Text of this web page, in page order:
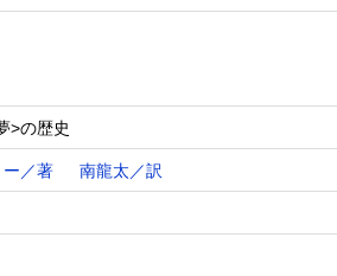
>の歴史
／著 南龍太／訳